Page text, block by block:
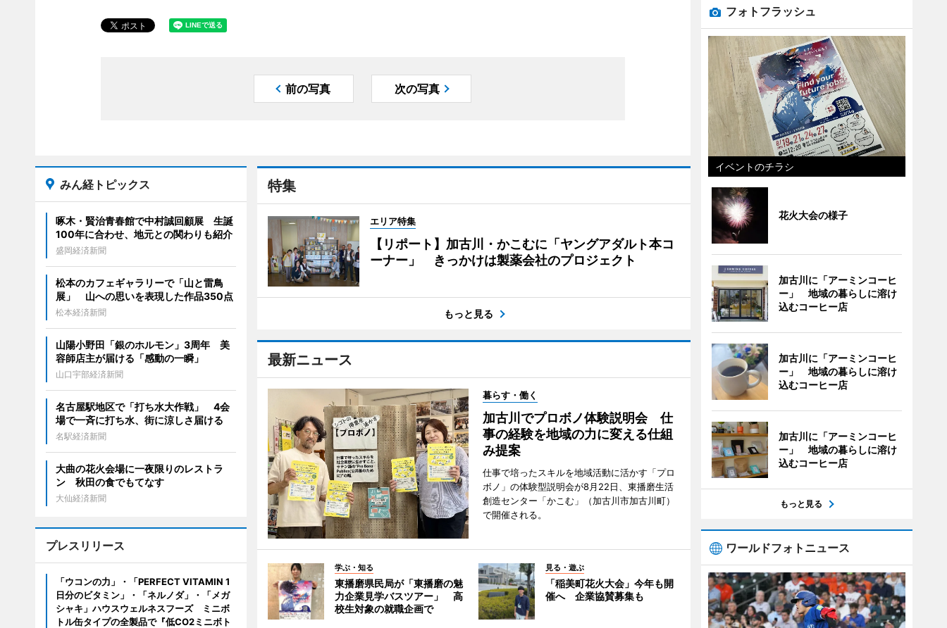
前の写真 次の写真
特集
エリア特集
【リポート】加古川・かこむに「ヤングアダルト本コ
ーナー」 きっかけは製薬会社のプロジェクト
もっと見る
最新ニュース
暮らす・働く
加古川でプロボノ体験説明会 仕
事の経験を地域の力に変える仕組
み提案
仕事で培ったスキルを地域活動に活かす「プロ
ボノ」の体験型説明会が8月22日、東播磨生活
創造センター「かこむ」（加古川市加古川町）
で開催される。
学ぶ・知る
東播磨県民局が「東播磨の魅
力企業見学バスツアー」 高
校生対象の就職企画で
見る・遊ぶ
「稲美町花火大会」今年も開
催へ 企業協賛募集も
みん経トピックス
啄木・賢治青春館で中村誠回顧展 生誕
100年に合わせ、地元との関わりも紹介
盛岡経済新聞
松本のカフェギャラリーで「山と雷鳥
展」 山への思いを表現した作品350点
松本経済新聞
山陽小野田「銀のホルモン」3周年 美
容師店主が届ける「感動の一瞬」
山口宇部経済新聞
名古屋駅地区で「打ち水大作戦」 4会
場で一斉に打ち水、街に涼しさ届ける
名駅経済新聞
大曲の花火会場に一夜限りのレストラ
ン 秋田の食でもてなす
大仙経済新聞
プレスリリース
「ウコンの力」・「PERFECT VITAMIN 1
日分のビタミン」・「ネルノダ」・「メガ
シャキ」ハウスウェルネスフーズ ミニボ
トル缶タイプの全製品で『低CO2ミニボト
フォトフラッシュ
イベントのチラシ
花火大会の様子
加古川に「アーミンコーヒ
ー」 地域の暮らしに溶け
込むコーヒー店
加古川に「アーミンコーヒ
ー」 地域の暮らしに溶け
込むコーヒー店
加古川に「アーミンコーヒ
ー」 地域の暮らしに溶け
込むコーヒー店
もっと見る
ワールドフォトニュース